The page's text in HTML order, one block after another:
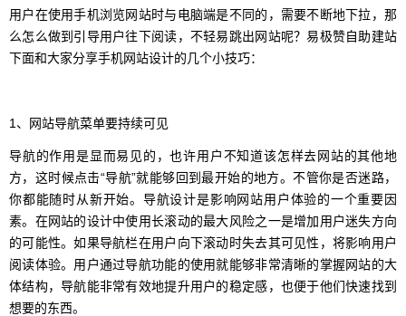
用户在使用手机浏览网站时与电脑端是不同的，需要不断地下拉，那
么怎么做到引导用户往下阅读，不轻易跳出网站呢？易极赞自助建站
下面和大家分享手机网站设计的几个小技巧：
1、网站导航菜单要持续可见
导航的作用是显而易见的，也许用户不知道该怎样去网站的其他地
方，这时候点击“导航”就能够回到最开始的地方。不管你是否迷路，
你都能随时从新开始。导航设计是影响网站用户体验的一个重要因
素。在网站的设计中使用长滚动的最大风险之一是增加用户迷失方向
的可能性。如果导航栏在用户向下滚动时失去其可见性，将影响用户
阅读体验。用户通过导航功能的使用就能够非常清晰的掌握网站的大
体结构，导航能非常有效地提升用户的稳定感，也便于他们快速找到
想要的东西。